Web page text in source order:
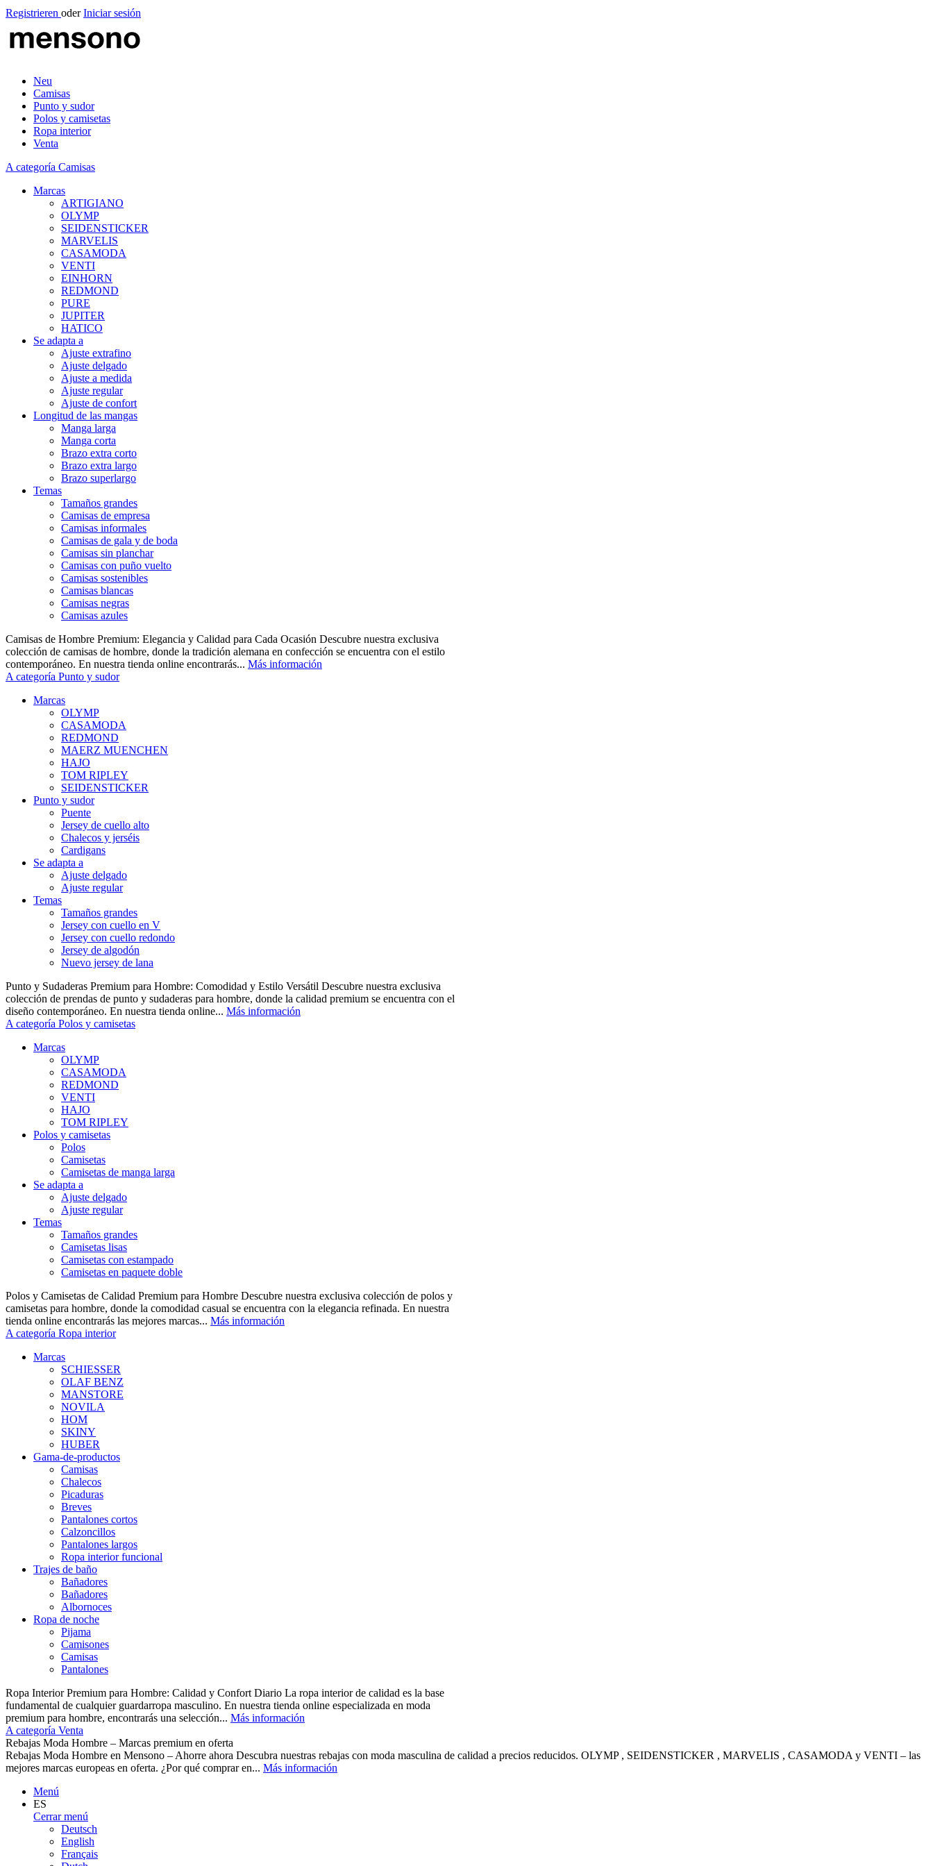
Registrieren oder Iniciar sesión
Neu
Camisas
Punto y sudor
Polos y camisetas
Ropa interior
Venta
A categoría Camisas
Marcas
ARTIGIANO
OLYMP
SEIDENSTICKER
MARVELIS
CASAMODA
VENTI
EINHORN
REDMOND
PURE
JUPITER
HATICO
Se adapta a
Ajuste extrafino
Ajuste delgado
Ajuste a medida
Ajuste regular
Ajuste de confort
Longitud de las mangas
Manga larga
Manga corta
Brazo extra corto
Brazo extra largo
Brazo superlargo
Temas
Tamaños grandes
Camisas de empresa
Camisas informales
Camisas de gala y de boda
Camisas sin planchar
Camisas con puño vuelto
Camisas sostenibles
Camisas blancas
Camisas negras
Camisas azules
Camisas de Hombre Premium: Elegancia y Calidad para Cada Ocasión Descubre nuestra exclusiva
colección de camisas de hombre, donde la tradición alemana en confección se encuentra con el estilo
contemporáneo. En nuestra tienda online encontrarás... Más información
A categoría Punto y sudor
Marcas
OLYMP
CASAMODA
REDMOND
MAERZ MUENCHEN
HAJO
TOM RIPLEY
SEIDENSTICKER
Punto y sudor
Puente
Jersey de cuello alto
Chalecos y jerséis
Cardigans
Se adapta a
Ajuste delgado
Ajuste regular
Temas
Tamaños grandes
Jersey con cuello en V
Jersey con cuello redondo
Jersey de algodón
Nuevo jersey de lana
Punto y Sudaderas Premium para Hombre: Comodidad y Estilo Versátil Descubre nuestra exclusiva
colección de prendas de punto y sudaderas para hombre, donde la calidad premium se encuentra con el
diseño contemporáneo. En nuestra tienda online... Más información
A categoría Polos y camisetas
Marcas
OLYMP
CASAMODA
REDMOND
VENTI
HAJO
TOM RIPLEY
Polos y camisetas
Polos
Camisetas
Camisetas de manga larga
Se adapta a
Ajuste delgado
Ajuste regular
Temas
Tamaños grandes
Camisetas lisas
Camisetas con estampado
Camisetas en paquete doble
Polos y Camisetas de Calidad Premium para Hombre Descubre nuestra exclusiva colección de polos y
camisetas para hombre, donde la comodidad casual se encuentra con la elegancia refinada. En nuestra
tienda online encontrarás las mejores marcas... Más información
A categoría Ropa interior
Marcas
SCHIESSER
OLAF BENZ
MANSTORE
NOVILA
HOM
SKINY
HUBER
Gama-de-productos
Camisas
Chalecos
Picaduras
Breves
Pantalones cortos
Calzoncillos
Pantalones largos
Ropa interior funcional
Trajes de baño
Bañadores
Bañadores
Albornoces
Ropa de noche
Pijama
Camisones
Camisas
Pantalones
Ropa Interior Premium para Hombre: Calidad y Confort Diario La ropa interior de calidad es la base
fundamental de cualquier guardarropa masculino. En nuestra tienda online especializada en moda
premium para hombre, encontrarás una selección... Más información
A categoría Venta
Rebajas Moda Hombre – Marcas premium en oferta
Rebajas Moda Hombre en Mensono – Ahorre ahora Descubra nuestras rebajas con moda masculina de calidad a precios reducidos. OLYMP , SEIDENSTICKER , MARVELIS , CASAMODA y VENTI – las
mejores marcas europeas en oferta. ¿Por qué comprar en... Más información
Menú
ES
Cerrar menú
Deutsch
English
Français